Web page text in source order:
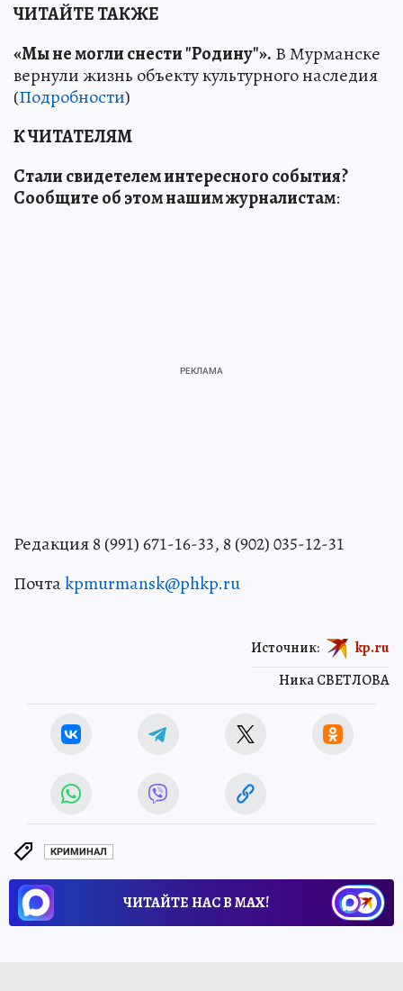
ЧИТАЙТЕ ТАКЖЕ
«Мы не могли снести "Родину"». В Мурманске
вернули жизнь объекту культурного наследия
(Подробности)
К ЧИТАТЕЛЯМ
Стали свидетелем интересного события?
Сообщите об этом нашим журналистам:
Редакция 8 (991) 671-16-33, 8 (902) 035-12-31
Почтаkpmurmansk@phkp.ru
Ника СВЕТЛОВА
Источник: kp.ru
КРИМИНАЛ
ЧИТАЙТЕ НАС В МАХ!